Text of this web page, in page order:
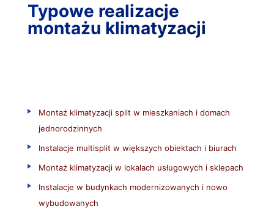
Typowe realizacje
montażu klimatyzacji
Montaż klimatyzacji split w mieszkaniach i domach
jednorodzinnych
Instalacje multisplit w większych obiektach i biurach
Montaż klimatyzacji w lokalach usługowych i sklepach
Instalacje w budynkach modernizowanych i nowo
wybudowanych